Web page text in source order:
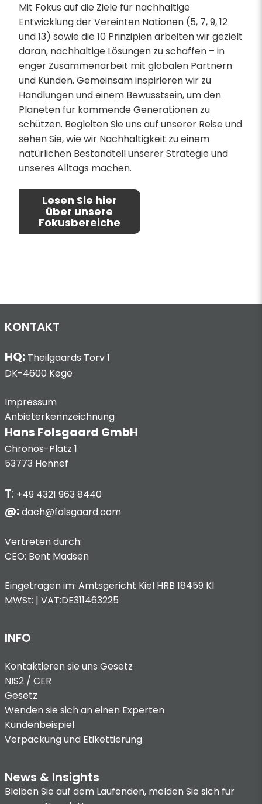
Mit Fokus auf die Ziele für nachhaltige
Entwicklung der Vereinten Nationen (5, 7, 9, 12
und 13) sowie die 10 Prinzipien arbeiten wir gezielt
daran, nachhaltige Lösungen zu schaffen – in
enger Zusammenarbeit mit globalen Partnern
und Kunden. Gemeinsam inspirieren wir zu
Handlungen und einem Bewusstsein, um den
Planeten für kommende Generationen zu
schützen. Begleiten Sie uns auf unserer Reise und
sehen Sie, wie wir Nachhaltigkeit zu einem
natürlichen Bestandteil unserer Strategie und
unseres Alltags machen.
Lesen Sie hier
über unsere
Fokusbereiche
KONTAKT
HQ: Theilgaards Torv 1
DK-4600 Køge
Impressum
Anbieterkennzeichnung
Hans Folsgaard GmbH
Chronos-Platz 1
53773 Hennef
T: +49 4321 963 8440
@:dach@folsgaard.com
Vertreten durch:
CEO: Bent Madsen
Eingetragen im: Amtsgericht Kiel HRB 18459 KI
MWSt: | VAT:DE311463225
INFO
Kontaktieren sie uns Gesetz
NIS2 / CER
Gesetz
Wenden sie sich an einen Experten
Kundenbeispiel
Verpackung und Etikettierung
News & Insights
Bleiben Sie auf dem Laufenden, melden Sie sich für